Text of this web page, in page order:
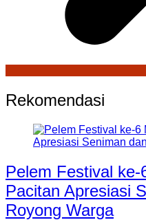
Rekomendasi
Pelem Festival
Pacitan Apresiasi
Royong Warga